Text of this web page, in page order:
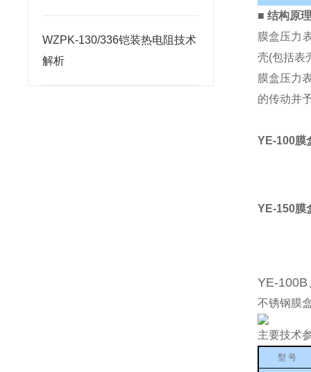
WZPK-130/336铠装热电阻技术
解析
■ 结构原
膜盒压力
壳(包括表
膜盒压力
的传动并
YE-100膜
YE-150膜
YE-100B
不锈钢膜
主要技术
型 号